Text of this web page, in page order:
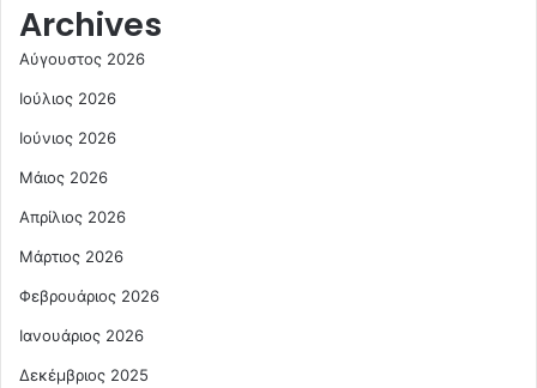
Archives
Αύγουστος 2026
Ιούλιος 2026
Ιούνιος 2026
Μάιος 2026
Απρίλιος 2026
Μάρτιος 2026
Φεβρουάριος 2026
Ιανουάριος 2026
Δεκέμβριος 2025